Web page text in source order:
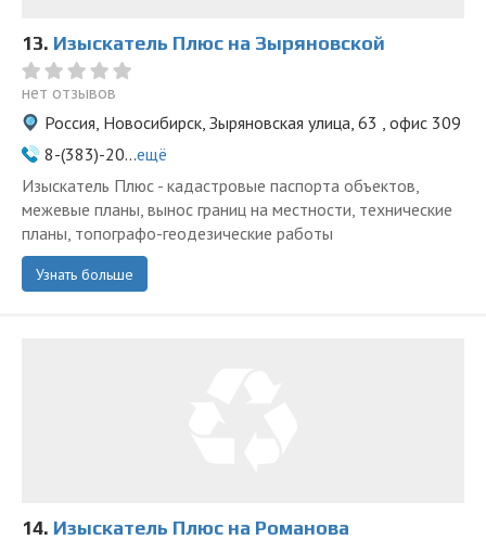
13. Изыскатель Плюс на Зыряновской
нет отзывов
Россия, Новосибирск, Зыряновская улица, 63 , офис 309
8-(383)-20...ещё
Изыскатель Плюс - кадастровые паспорта объектов,
межевые планы, вынос границ на местности, технические
планы, топографо-геодезические работы
Узнать больше
14. Изыскатель Плюс на Романова